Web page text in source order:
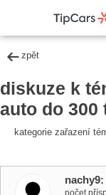
zpět
diskuze k
auto do 300
kategorie zařazení
nachy9
počet